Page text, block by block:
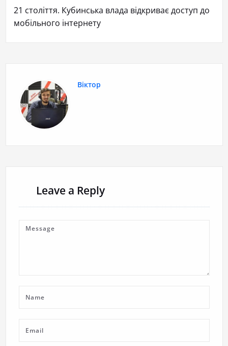
21 століття. Кубинська влада відкриває доступ до
мобільного інтернету
Віктор
Leave a Reply